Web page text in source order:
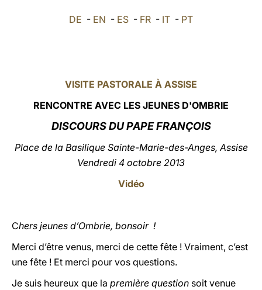
العربيّة DE - EN - ES - FR - IT - PT
VISITE PASTORALE À ASSISE
RENCONTRE AVEC LES JEUNES D'OMBRIE
DISCOURS DU PAPE FRANÇOIS
Place de la Basilique Sainte-Marie-des-Anges, Assise
Vendredi 4 octobre 2013
Vidéo
Chers jeunes d’Ombrie, bonsoir !
Merci d’être venus, merci de cette fête ! Vraiment, c’est
une fête ! Et merci pour vos questions.
Je suis heureux que la première question soit venue